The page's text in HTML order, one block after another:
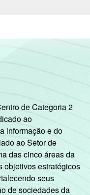
de Categoria 2
ao
informação e do
ao Setor de
das cinco áreas da
objetivos estratégicos
seus
de sociedades da